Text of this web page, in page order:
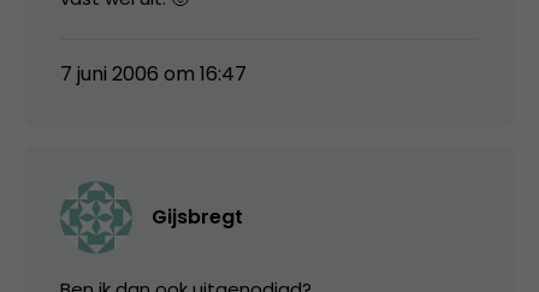
7 juni 2006 om 16:47
Gijsbregt